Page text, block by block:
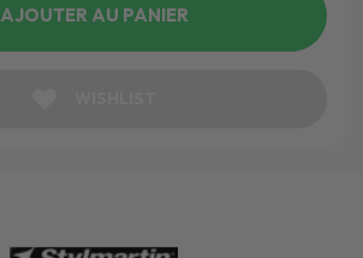
AJOUTER AU PANIER